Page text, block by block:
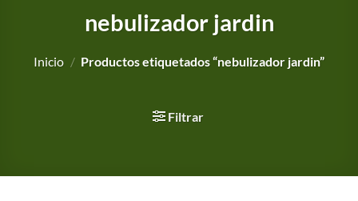
nebulizador jardin
Inicio / Productos etiquetados “nebulizador jardin”
Filtrar